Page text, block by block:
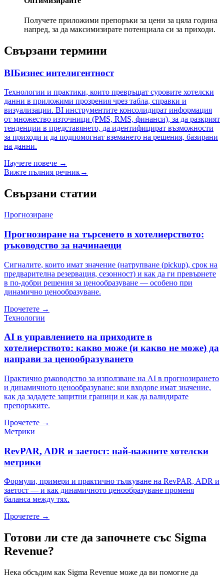
Получете приложими препоръки за цени за цяла година
напред, за да максимизирате потенциала си за приходи.
Свързани термини
BIБизнес интелигентност
Технологии и практики, които превръщат суровите хотелски
данни в приложими прозрения чрез табла, справки и
визуализации. BI инструментите консолидират информация
от множество източници (PMS, RMS, финанси), за да разкрият
тенденции в представянето, да идентифицират възможности
за приходи и да подпомогнат вземането на решения, базирани
на данни.
Научете повече →
Вижте пълния речник→
Свързани статии
Прогнозиране
Прогнозиране на търсенето в хотелиерството:
ръководство за начинаещи
Сигналите, които имат значение (натрупване (pickup), срок на
предварителна резервация, сезонност) и как да ги превърнете
в по-добри решения за ценообразуване — особено при
динамично ценообразуване.
Прочетете →
Технологии
AI в управлението на приходите в
хотелиерството: какво може (и какво не може) да
направи за ценообразуването
Практично ръководство за използване на AI в прогнозирането
и динамичното ценообразуване: кои входове имат значение,
как да зададете защитни граници и как да валидирате
препоръките.
Прочетете →
Метрики
RevPAR, ADR и заетост: най-важните хотелски
метрики
Формули, примери и практично тълкуване на RevPAR, ADR и
заетост — и как динамичното ценообразуване променя
баланса между тях.
Прочетете →
Готови ли сте да започнете със Sigma
Revenue?
Нека обсъдим как Sigma Revenue може да ви помогне да